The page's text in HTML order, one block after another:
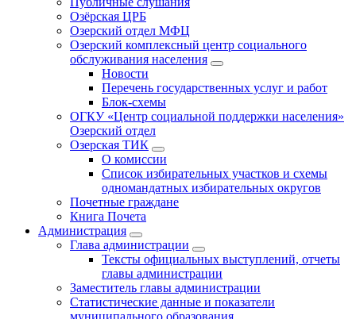
Озёрская ЦРБ
Озерский отдел МФЦ
Озерский комплексный центр социального
обслуживания населения
Новости
Перечень государственных услуг и работ
Блок-схемы
ОГКУ «Центр социальной поддержки населения»
Озерский отдел
Озерская ТИК
О комиссии
Список избирательных участков и схемы
одномандатных избирательных округов
Почетные граждане
Книга Почета
Администрация
Глава администрации
Тексты официальных выступлений, отчеты
главы администрации
Заместитель главы администрации
Статистические данные и показатели
муниципального образования